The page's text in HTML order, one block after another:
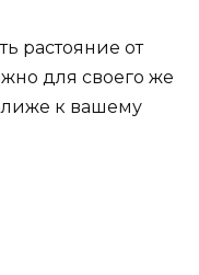
растояние от
для своего же
к вашему